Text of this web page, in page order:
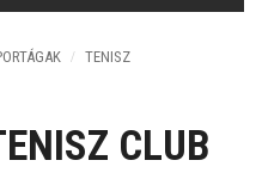
TENISZ
CLUB